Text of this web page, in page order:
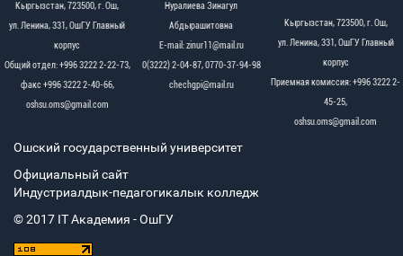
Кыргызстан, 723500, г. Ош,
ул. Ленина, 331, ОшГУ Главный
корпус
Общий отдел: +996 3222 2-22-73,
факс +996 3222 2-40-66,
oshsu.oms@gmail.com
Нуралиева Зинагул
Абдырашитовна
Е-mail: zinur11@mail.ru
0(3222) 2-04-87, 0770-37-94-98
chechgpi@mail.ru
Кыргызстан, 723500, г. Ош,
ул. Ленина, 331, ОшГУ Главный
корпус
Приемная комиссия: +996 3222 2-
45-25,
oshsu.oms@gmail.com
Ошский государственный университет
Официальный сайт
Индустриалдык-педагогикалык колледж
© 2017 IT Академия - OшГУ